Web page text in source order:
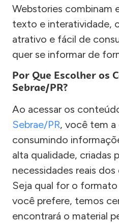
Webstories combinam
texto e interatividade,
atrativo e fácil de
quer se informar de
Por Que Escolher os
Sebrae/PR?
Ao acessar os
Sebrae/PR, você tem a
consumindo
alta qualidade, criadas
necessidades reais
Seja qual for o
você prefere, temos
encontrará o material